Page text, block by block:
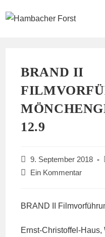
Inhalt
BRAND II
12.9
Beitrag
veröffentlicht:
9. September 2018
Beitrags-
Ein Kommentar
BRAND II
Ernst-Christoffel-